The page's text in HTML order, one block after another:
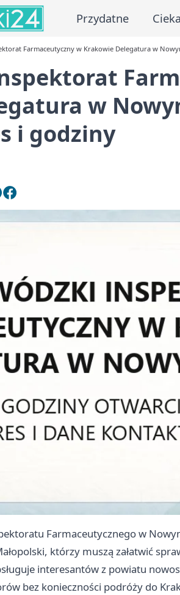
Przydatne
Farmaceutyczny w Krakowie Delegatura w
w
i godziny
Farmaceutycznego w
którzy muszą załatwić
interesantów z powiatu
bez konieczności podróży do